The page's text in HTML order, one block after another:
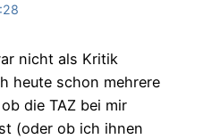
nicht als Kritik
heute schon mehrere
die TAZ bei mir
(oder ob ich ihnen